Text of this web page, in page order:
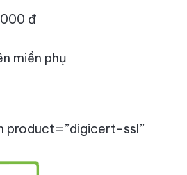
đ
miền phụ
product=”digicert-ssl”